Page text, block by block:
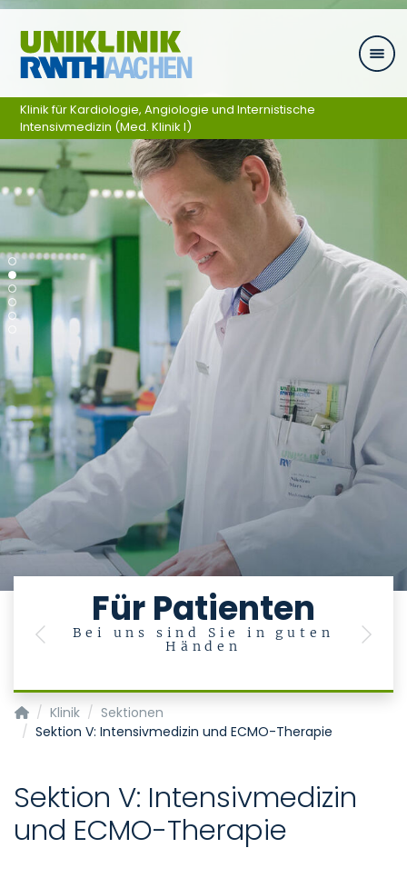
Zum Inhalt springen
Für Patienten
Bei uns sind Sie in guten
Händen
Previous Next
Klinik für Kardiologie, Angiologie und Internistische
Intensivmedizin (Med. Klinik I)
Klinik für Kardiologie, Angiologie und Internistische
Klinik
Sektionen
Sektion V: Intensivmedizin und ECMO-Therapie
Sektion V: Intensivmedizin
und ECMO-Therapie